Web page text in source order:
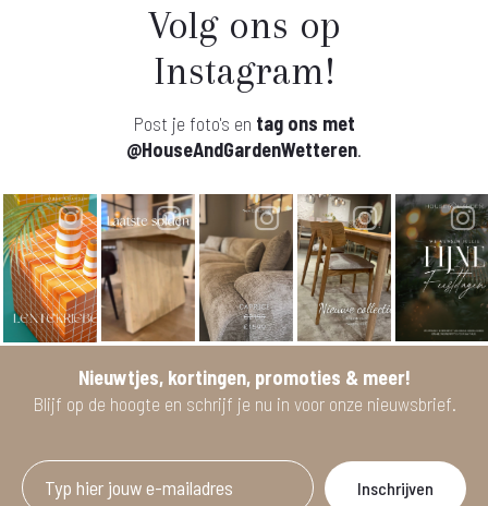
Volg ons op
Instagram!
Post je foto's en tag ons met
@HouseAndGardenWetteren.
Nieuwtjes, kortingen, promoties & meer!
Blijf op de hoogte en schrijf je nu in voor onze nieuwsbrief.